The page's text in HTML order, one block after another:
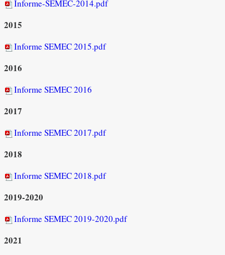
Informe-SEMEC-2014.pdf
2015
Informe SEMEC 2015.pdf
2016
Informe SEMEC 2016
2017
Informe SEMEC 2017.pdf
2018
Informe SEMEC 2018.pdf
2019-2020
Informe SEMEC 2019-2020.pdf
2021